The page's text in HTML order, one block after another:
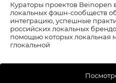
Кураторы проектов Beinopen
локальных фэшн-сообществ
интеграцию, успешные
российских локальных
помощью которых локальная
глокальной